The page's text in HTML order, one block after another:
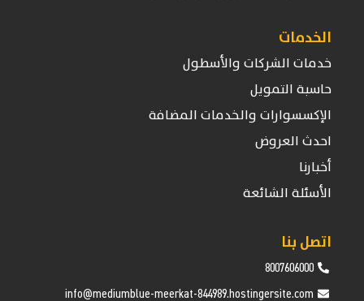
الخدمات
خدمات الشركات والأسطول
حاسبة التمويل
الإكسسوارات والخدمات المضافة
احدث العروض
أخبارنا
الأسئلة الشائعة
اتصل بنا
8007606000
info@mediumblue-meerkat-844989.hostingersite.com